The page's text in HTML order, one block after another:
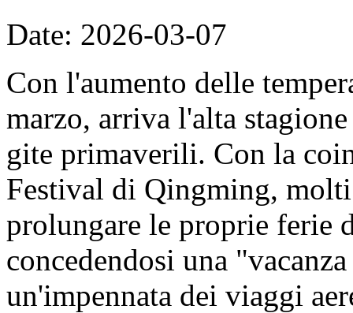
Date: 2026-03-07
Con l'aumento delle
marzo, arriva l'alta
gite primaverili. Con la
Festival di Qingming,
prolungare le proprie ferie
concedendosi una
un'impennata dei viaggi